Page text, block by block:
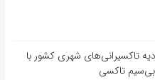
تاکسیرانی‌های شهری کشور با
بی‌سیم تاکسی